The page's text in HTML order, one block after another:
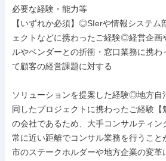
必要な経験・能力等
【いずれか必須】◎SIerや情報システム
ェクトなどに携わったご経験◎経営企画
ルやベンダーとの折衝・窓口業務に携
て顧客の経営課題に対する
ソリューションを提案した経験◎地方自
同したプロジェクトに携わったご経験【
の会社であるため、大手コンサルティ
常に近い距離でコンサル業務を行うこ
市のステークホルダーや地方企業の変革